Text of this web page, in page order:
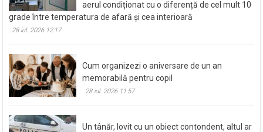
aerul condiționat cu o diferență de cel mult 10
grade între temperatura de afară și cea interioară
28 iul. 2026 12:17
Cum organizezi o aniversare de un an
memorabilă pentru copil
28 iul. 2026 11:57
Un tânăr, lovit cu un obiect contondent, altul ar